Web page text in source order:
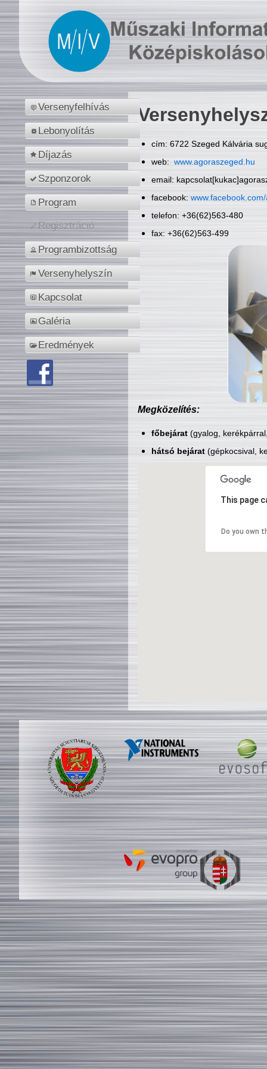
Versenyfelhívás
Lebonyolítás
Díjazás
Szponzorok
Program
Regisztráció
Programbizottság
Versenyhelyszín
Kapcsolat
Galéria
Eredmények
cím: 6722 Szeged Kálvária
web: www.agoraszeged.hu
email:
facebook:
telefon: +36(62)563-480
fax: +36(62)563-499
Megközelítés:
főbejárat(gyalog,
hátsó bejárat(gépkocsival,
This page
Do you own